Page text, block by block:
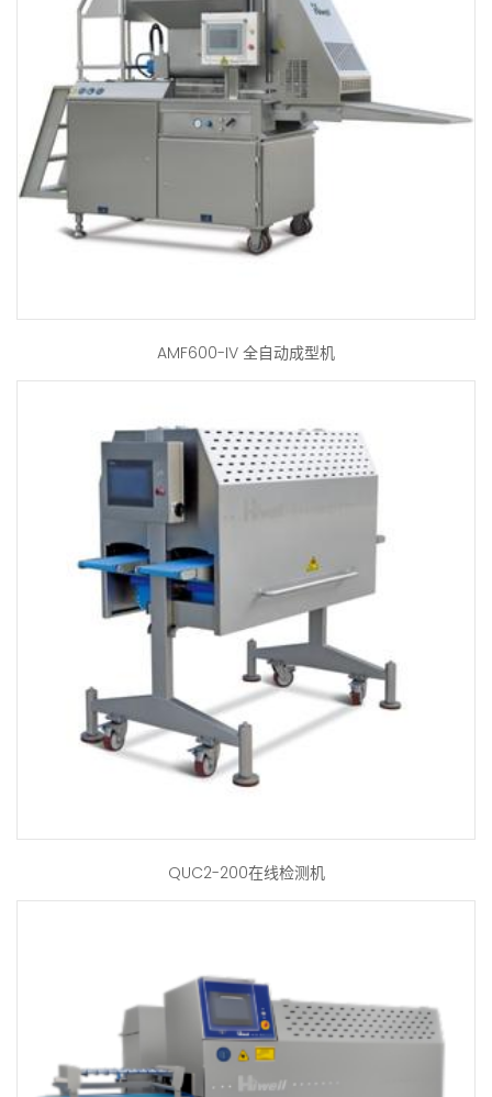
AMF600-IV 全自动成型机
QUC2-200在线检测机